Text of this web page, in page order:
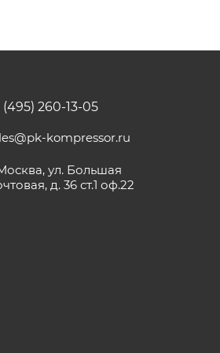
(495) 260-13-05
kompressor.ru
ул. Большая
д. 36 ст.1 оф.22